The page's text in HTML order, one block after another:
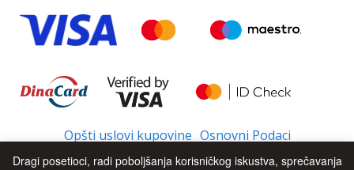
Opšti uslovi kupovine Osnovni Podaci
Dragi posetioci, radi poboljšanja korisničkog iskustva, sprečavanja